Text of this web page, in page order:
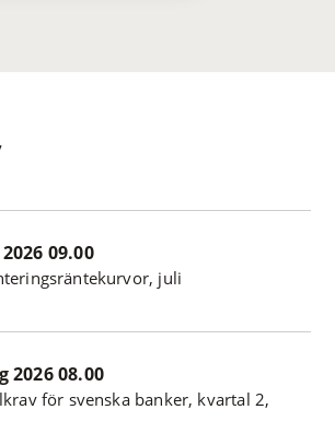
09.00
juli
2026 08.00
för svenska banker, kvartal 2,